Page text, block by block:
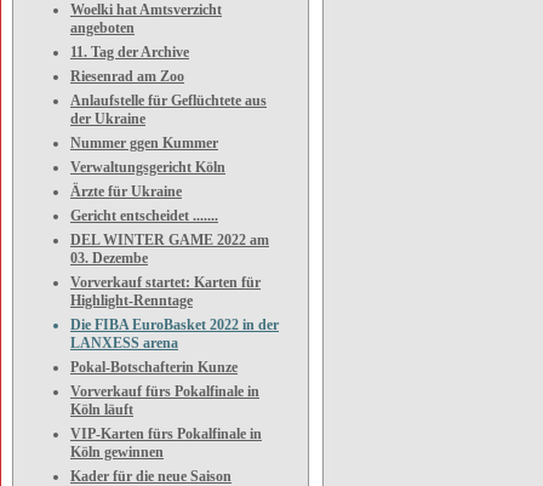
Woelki hat Amtsverzicht
angeboten
11. Tag der Archive
Riesenrad am Zoo
Anlaufstelle für Geflüchtete aus
der Ukraine
Nummer ggen Kummer
Verwaltungsgericht Köln
Ärzte für Ukraine
Gericht entscheidet .......
DEL WINTER GAME 2022 am
03. Dezembe
Vorverkauf startet: Karten für
Highlight-Renntage
Die FIBA EuroBasket 2022 in der
LANXESS arena
Pokal-Botschafterin Kunze
Vorverkauf fürs Pokalfinale in
Köln läuft
VIP-Karten fürs Pokalfinale in
Köln gewinnen
Kader für die neue Saison